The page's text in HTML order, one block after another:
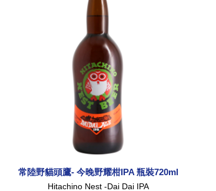
常陸野貓頭鷹- 今晚野耀柑IPA 瓶裝720ml
Hitachino Nest -Dai Dai IPA